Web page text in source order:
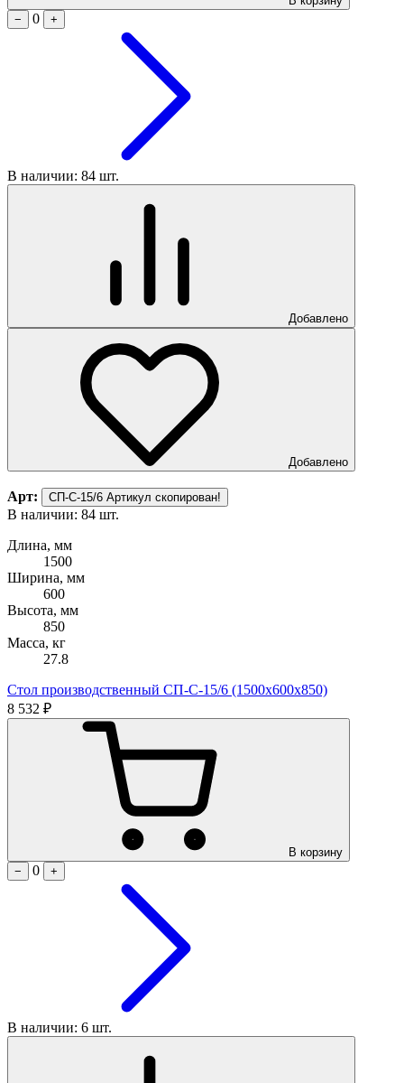
−
0 +
В наличии: 84 шт.
Добавлено
Добавлено
Арт: СП-С-15/6 Артикул скопирован!
В наличии: 84 шт.
Длина, мм
1500
Ширина, мм
600
Высота, мм
850
Масса, кг
27.8
Стол производственный СП-С-15/6 (1500х600х850)
8 532 ₽
В корзину
−
0 +
В наличии: 6 шт.